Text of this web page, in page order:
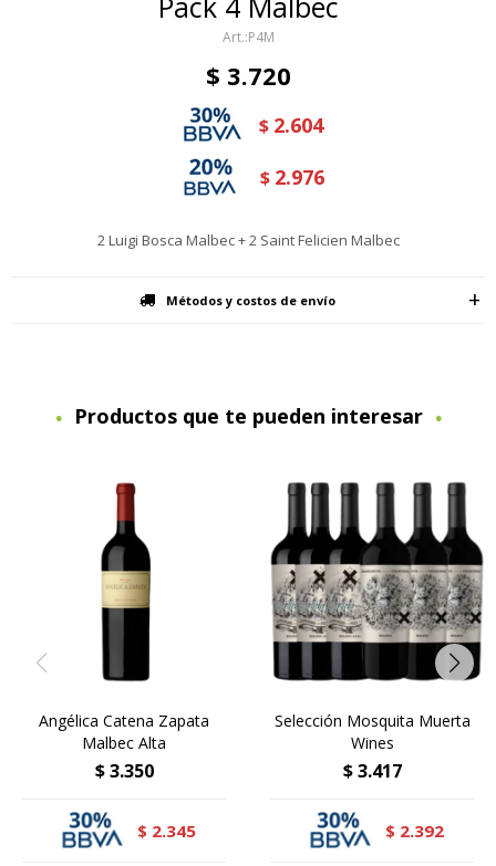
P4M
$ 3.720
$ 2.604
$ 2.976
2 Luigi Bosca Malbec + 2 Saint Felicien Malbec
Métodos y costos de envío
Productos que te pueden interesar
Angélica Catena Zapata
Malbec Alta
$ 3.350
$ 2.345
Selección Mosquita Muerta
Wines
$ 3.417
$ 2.392